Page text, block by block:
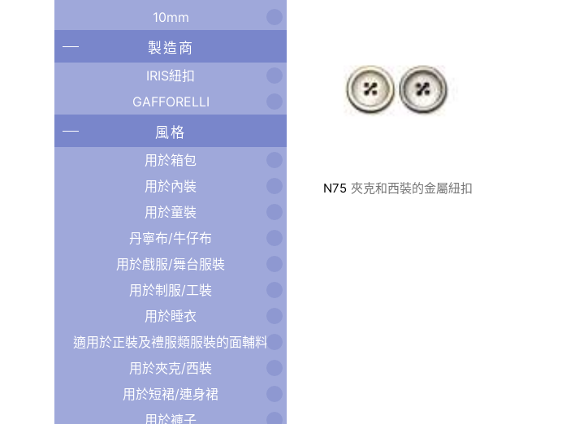
10mm
製造商
IRIS紐扣
GAFFORELLI
風格
用於箱包
用於內裝
用於童裝
丹寧布/牛仔布
用於戲服/舞台服裝
用於制服/工裝
用於睡衣
適用於正裝及禮服類服裝的面輔料
用於夾克/西裝
用於短裙/連身裙
用於褲子
N75 夾克和西裝的金屬紐扣